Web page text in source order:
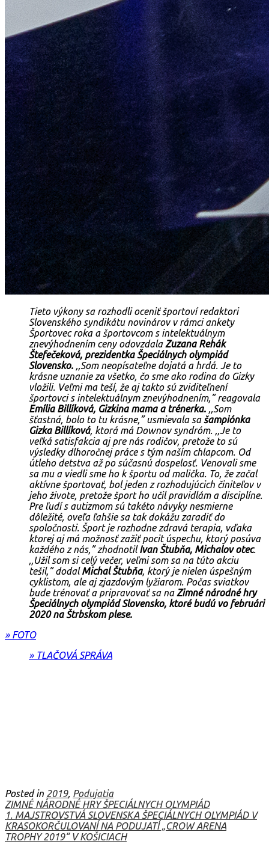
Tieto výkony sa rozhodli oceniť športoví redaktori
Slovenského syndikátu novinárov v rámci ankety
Športovec roka a športovcom s intelektuálnym
znevýhodnením ceny odovzdalaZuzana Rehák
Štefečeková, prezidentka Špeciálnych olympiád
Slovensko. ,,Som neopísateľne dojatá a hrdá. Je to
krásne uznanie za všetko, čo sme ako rodina do Gizky
vložili. Veľmi ma teší, že aj takto sú zviditeľnení
športovci s intelektuálnym znevýhodnením,”reagovala
Emília Billíková, Gizkina mama a trénerka. ,,Som
šťastná, bolo to tu krásne,”usmievala sa šampiónka
Gizka Billíková, ktorá má Downov syndróm. ,,Je to
veľká satisfakcia aj pre nás rodičov, pretože to sú
výsledky dlhoročnej práce s tým naším chlapcom. Od
útleho detstva až po súčasnú dospelosť. Venovali sme
sa mu a viedli sme ho k športu od malička. To, že začal
aktívne športovať, bol jeden z rozhodujúcich činiteľov v
jeho živote, pretože šport ho učil pravidlám a disciplíne.
Pre ľudí s autizmom sú takéto návyky nesmierne
dôležité, oveľa ľahšie sa tak dokážu zaradiť do
spoločnosti. Šport je rozhodne zdravá terapia, vďaka
ktorej aj má možnosť zažiť pocit úspechu, ktorý posúva
každého z nás,”zhodnotilIvan Štubňa, Michalov otec.
,,Užil som si celý večer, veľmi som sa na túto akciu
tešil,”dodalMichal Štubňa, ktorý je nielen úspešným
cyklistom, ale aj zjazdovým lyžiarom. Počas sviatkov
bude trénovať a pripravovať sa naZimné národné hry
Špeciálnych olympiád Slovensko, ktoré budú vo februári
2020 na Štrbskom plese.
» FOTO
» TLAČOVÁ SPRÁVA
Posted in 2019, Podujatia
Navigácia
v
článku
ZIMNÉ NÁRODNÉ HRY ŠPECIÁLNYCH OLYMPIÁD
1. MAJSTROVSTVÁ SLOVENSKA ŠPECIÁLNYCH OLYMPIÁD V
KRASOKORČULOVANÍ NA PODUJATÍ „CROW ARENA
TROPHY 2019“ V KOŠICIACH